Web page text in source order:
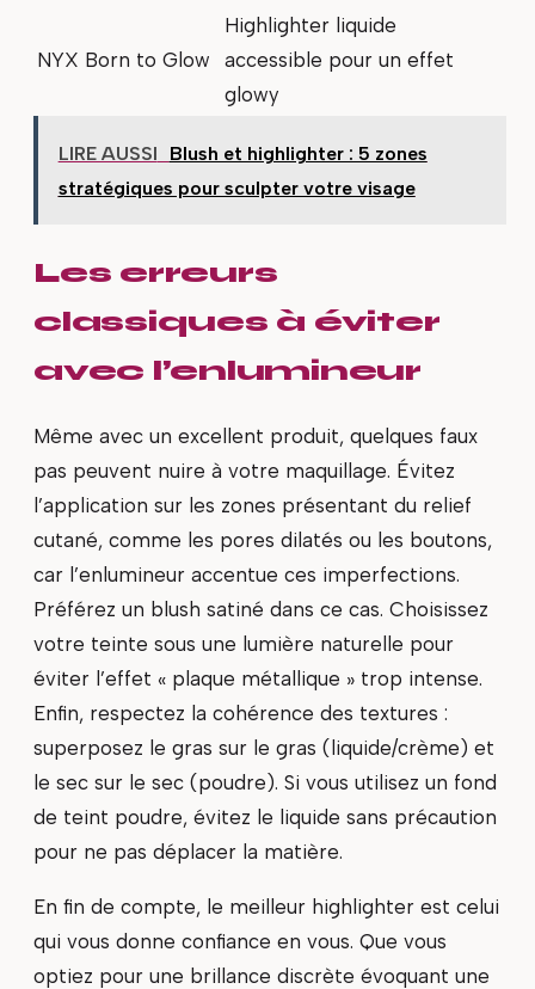
NYX Born to Glow
Highlighter liquide
accessible pour un effet
glowy
LIRE AUSSI
Blush et highlighter : 5 zones
stratégiques pour sculpter votre visage
Les erreurs
classiques à éviter
avec l’enlumineur
Même avec un excellent produit, quelques faux
pas peuvent nuire à votre maquillage. Évitez
l’application sur les zones présentant du relief
cutané, comme les pores dilatés ou les boutons,
car l’enlumineur accentue ces imperfections.
Préférez un blush satiné dans ce cas. Choisissez
votre teinte sous une lumière naturelle pour
éviter l’effet « plaque métallique » trop intense.
Enfin, respectez la cohérence des textures :
superposez le gras sur le gras (liquide/crème) et
le sec sur le sec (poudre). Si vous utilisez un fond
de teint poudre, évitez le liquide sans précaution
pour ne pas déplacer la matière.
En fin de compte, le meilleur highlighter est celui
qui vous donne confiance en vous. Que vous
optiez pour une brillance discrète évoquant une